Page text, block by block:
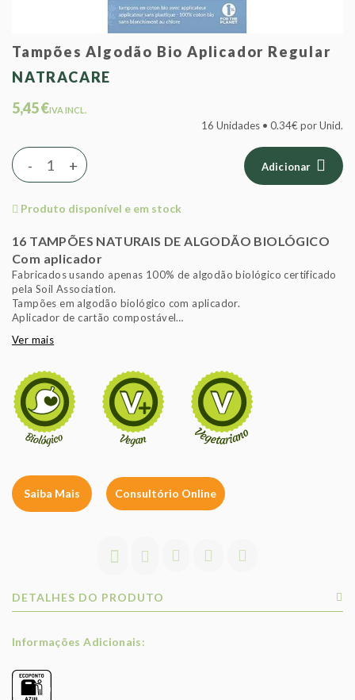
Tampões Algodão Bio Aplicador Regular
NATRACARE
5,45 €IVA INCL.
16 Unidades • 0.34€ por Unid.
+
- Adicionar
Produto disponível e em stock
16 TAMPÕES NATURAIS DE ALGODÃO BIOLÓGICO
Com aplicador
Fabricados usando apenas 100% de algodão biológico certificado
pela Soil Association.
Tampões em algodão biológico com aplicador.
Aplicador de cartão compostável
100% algodão biológico
Nível de absorção regular: 6-9
Ver mais
Saiba Mais Consultório Online
DETALHES DO PRODUTO
Informações Adicionais: